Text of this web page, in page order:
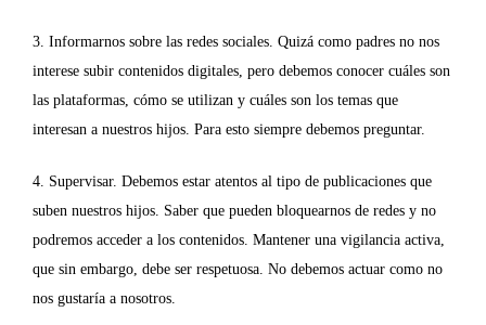
3. Informarnos sobre las redes sociales. Quizá como padres no nos
interese subir contenidos digitales, pero debemos conocer cuáles son
las plataformas, cómo se utilizan y cuáles son los temas que
interesan a nuestros hijos. Para esto siempre debemos preguntar.
4. Supervisar. Debemos estar atentos al tipo de publicaciones que
suben nuestros hijos. Saber que pueden bloquearnos de redes y no
podremos acceder a los contenidos. Mantener una vigilancia activa,
que sin embargo, debe ser respetuosa. No debemos actuar como no
nos gustaría a nosotros.